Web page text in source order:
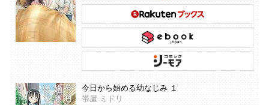
今日から始める幼なじみ １
帯屋 ミドリ